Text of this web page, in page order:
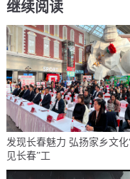
继续阅读
发现长春魅力 弘扬家乡文化
见长春”工